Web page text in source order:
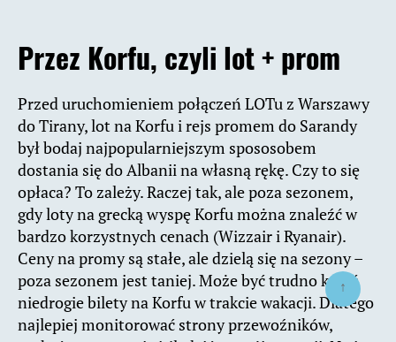
Przez Korfu, czyli lot + prom
Przed uruchomieniem połączeń LOTu z Warszawy
do Tirany, lot na Korfu i rejs promem do Sarandy
był bodaj najpopularniejszym spososobem
dostania się do Albanii na własną rękę. Czy to się
opłaca? To zależy. Raczej tak, ale poza sezonem,
gdy loty na grecką wyspę Korfu można znaleźć w
bardzo korzystnych cenach (Wizzair i Ryanair).
Ceny na promy są stałe, ale dzielą się na sezony –
poza sezonem jest taniej. Może być trudno kupić
niedrogie bilety na Korfu w trakcie wakacji. Dlatego
najlepiej monitorować strony przewoźników,
↑